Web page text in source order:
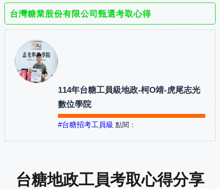
台灣糖業股份有限公司甄選考取心得
114年台糖工員級地政-柯O靖-虎尾志光
數位學院
#台糖招考工員級 點閱：
台糖地政工員考取心得分享